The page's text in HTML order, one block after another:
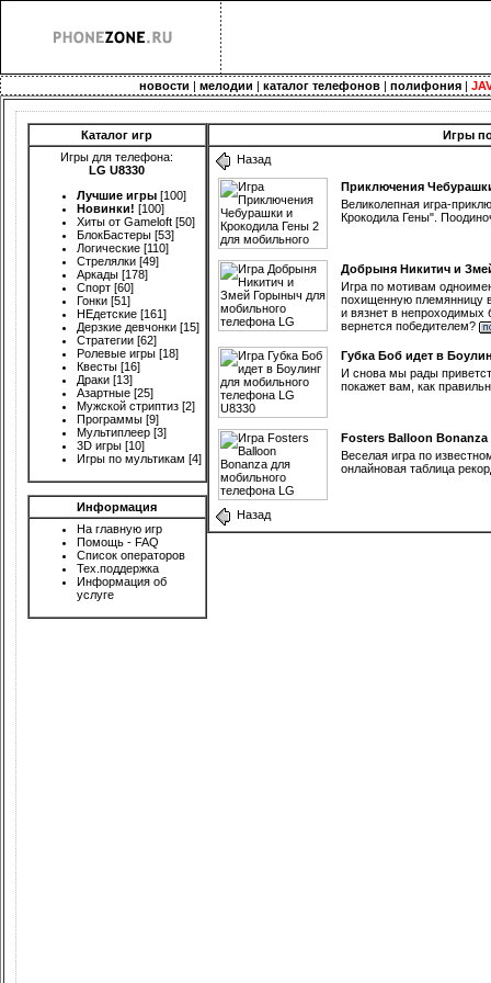
новости |мелодии |каталог телефонов |полифония |
Каталог игр
Игры для телефона:
LG U8330
Лучшие игры [100]
Новинки! [100]
Хиты от Gameloft [50]
БлокБастеры [53]
Логические [110]
Стрелялки [49]
Аркады [178]
Спорт [60]
Гонки [51]
НЕдетские [161]
Дерзкие девчонки [15]
Стратегии [62]
Ролевые игры [18]
Квесты [16]
Драки [13]
Азартные [25]
Мужской стриптиз [2]
Программы [9]
Мультиплеер [3]
3D игры [10]
Игры по мультикам [4]
Информация
На главную игр
Помощь - FAQ
Список операторов
Тех.поддержка
Информация об
услуге
Игры
Назад
Приключения
Великолепная игра-
Крокодила Гены".
Добрыня Никитич и
Игра по мотивам
похищенную племянницу
и вязнет в непроходимых
вернется победителем?
Губка Боб идет в
И снова мы рады
покажет вам, как
Fosters Balloon Bonanza
Веселая игра по
онлайновая таблица
Назад